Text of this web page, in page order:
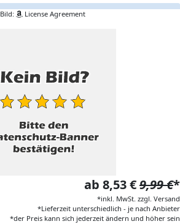
Bild: License Agreement
ab 8,53 €9,99 €*
*inkl. MwSt. zzgl. Versand
*Lieferzeit unterschiedlich - je nach Anbieter
*der Preis kann sich jederzeit ändern und höher sein